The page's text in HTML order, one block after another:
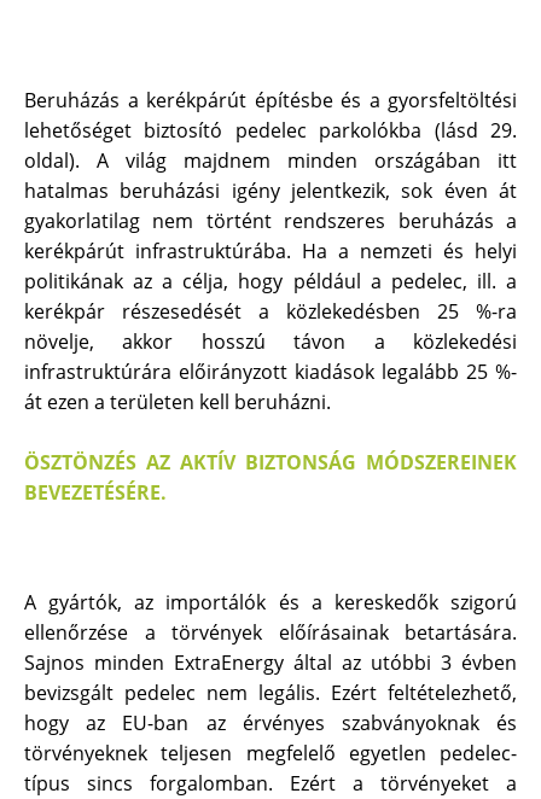
Beruházás a kerékpárút építésbe és a gyorsfeltöltési
lehetőséget biztosító pedelec parkolókba (lásd 29.
oldal). A világ majdnem minden országában itt
hatalmas beruházási igény jelentkezik, sok éven át
gyakorlatilag nem történt rendszeres beruházás a
kerékpárút infrastruktúrába. Ha a nemzeti és helyi
politikának az a célja, hogy például a pedelec, ill. a
kerékpár részesedését a közlekedésben 25 %-ra
növelje, akkor hosszú távon a közlekedési
infrastruktúrára előirányzott kiadások legalább 25 %-
át ezen a területen kell beruházni.
ÖSZTÖNZÉS AZ AKTÍV BIZTONSÁG MÓDSZEREINEK
BEVEZETÉSÉRE.
A gyártók, az importálók és a kereskedők szigorú
ellenőrzése a törvények előírásainak betartására.
Sajnos minden ExtraEnergy által az utóbbi 3 évben
bevizsgált pedelec nem legális. Ezért feltételezhető,
hogy az EU-ban az érvényes szabványoknak és
törvényeknek teljesen megfelelő egyetlen pedelec-
típus sincs forgalomban. Ezért a törvényeket a